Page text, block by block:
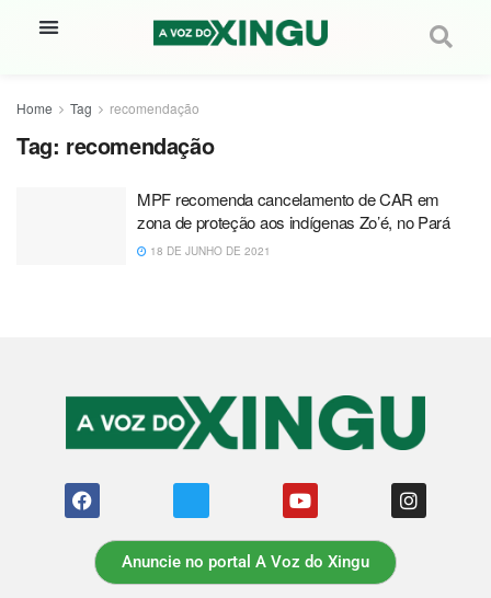
Home Tag recomendação
Tag: recomendação
MPF recomenda cancelamento de CAR em
zona de proteção aos indígenas Zo’é, no Pará
18 DE JUNHO DE 2021
Anuncie no portal A Voz do Xingu